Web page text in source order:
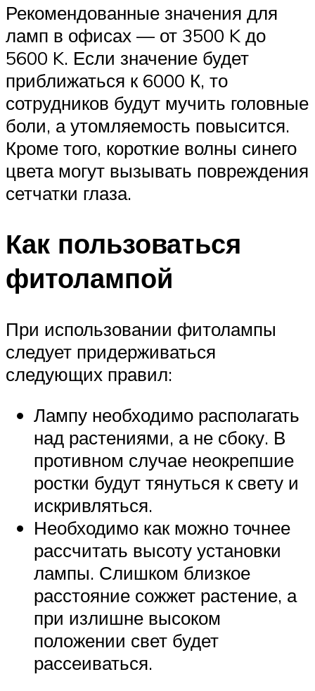
Рекомендованные значения для
ламп в офисах — от 3500 K до
5600 K. Если значение будет
приближаться к 6000 К, то
сотрудников будут мучить головные
боли, а утомляемость повысится.
Кроме того, короткие волны синего
цвета могут вызывать повреждения
сетчатки глаза.
Как пользоваться
фитолампой
При использовании фитолампы
следует придерживаться
следующих правил:
Лампу необходимо располагать
над растениями, а не сбоку. В
противном случае неокрепшие
ростки будут тянуться к свету и
искривляться.
Необходимо как можно точнее
рассчитать высоту установки
лампы. Слишком близкое
расстояние сожжет растение, а
при излишне высоком
положении свет будет
рассеиваться.